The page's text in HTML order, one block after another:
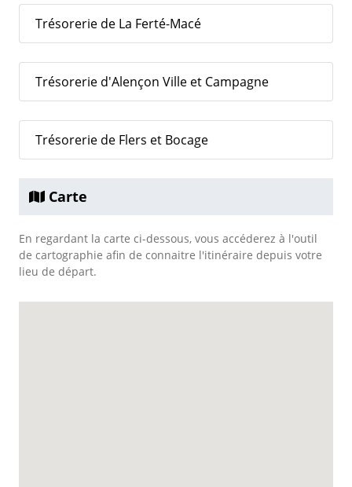
Trésorerie de La Ferté-Macé
Trésorerie d'Alençon Ville et Campagne
Trésorerie de Flers et Bocage
Carte
En regardant la carte ci-dessous, vous accéderez à l'outil
de cartographie afin de connaitre l'itinéraire depuis votre
lieu de départ.